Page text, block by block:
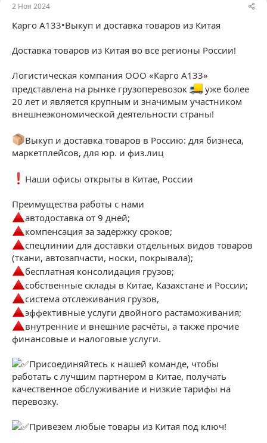
в
з
2 Ноя 2024
Карго А133•Выкуп и доставка товаров из Китая
Доставка товаров из Китая во все регионы России!
Логистическая компания ООО «Карго А133»
представлена на рынке грузоперевозок
уже более
20 лет и является крупным и значимым участником
внешнеэкономической деятельности страны!
Выкуп и доставка товаров в Россию: для бизнеса,
маркетплейсов, для юр. и физ.лиц
Наши офисы открыты в Китае, России
Преимущества работы с нами
автодоставка от 9 дней;
компенсация за задержку сроков;
спецлинии для доставки отдельных видов товаров
(ткани, автозапчасти, носки, покрывала);
бесплатная консолидация грузов;
собственные склады в Китае, Казахстане и России;
система отслеживания грузов,
эффективные услуги двойного растаможивания;
внутренние и внешние расчёты, а также прочие
финансовые и налоговые услуги.
Присоединяйтесь к нашей команде, чтобы
работать с лучшим партнером в Китае, получать
качественное обслуживание и низкие тарифы на
перевозку.
Привезем любые товары из Китая под ключ!